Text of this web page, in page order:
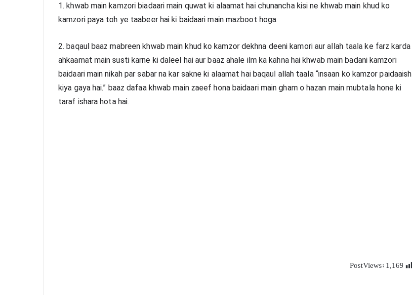
1. khwab main kamzori biadaari main quwat ki alaamat hai chunancha kisi ne khwab main khud ko
kamzori paya toh ye taabeer hai ki baidaari main mazboot hoga.
2. baqaul baaz mabreen khwab main khud ko kamzor dekhna deeni kamori aur allah taala ke farz karda
ahkaamat main susti karne ki daleel hai aur baaz ahale ilm ka kahna hai khwab main badani kamzori
baidaari main nikah par sabar na kar sakne ki alaamat hai baqaul allah taala “insaan ko kamzor paidaaish
kiya gaya hai.” baaz dafaa khwab main zaeef hona baidaari main gham o hazan main mubtala hone ki
taraf ishara hota hai.
Post Views:1,169